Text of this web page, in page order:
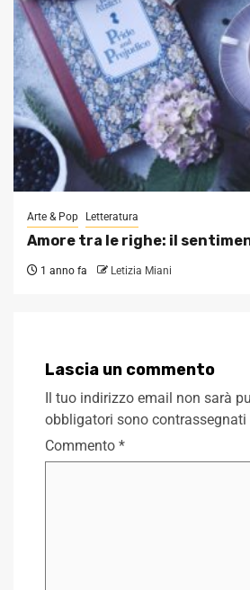
Arte & Pop Letteratura
Amore tra le righe: il
1 anno fa Letizia Miani
Lascia un commento
Il tuo indirizzo email non sarà
obbligatori sono contrassegnati
Commento *